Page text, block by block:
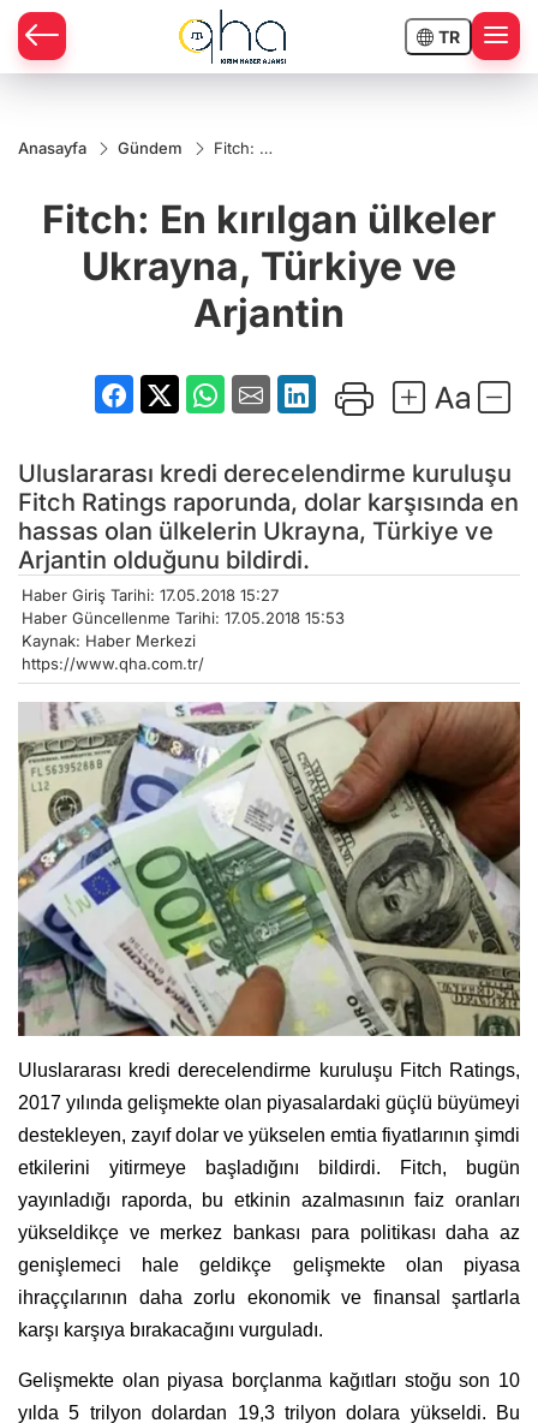
TR
Anasayfa Gündem
Fitch: En
Ukrayna,
Türkiye
Arjantin
Fitch: En kırılgan ülkeler
Ukrayna, Türkiye ve
Arjantin
Uluslararası kredi derecelendirme kuruluşu
Fitch Ratings raporunda, dolar karşısında en
hassas olan ülkelerin Ukrayna, Türkiye ve
Arjantin olduğunu bildirdi.
Haber Giriş Tarihi: 17.05.2018 15:27
Haber Güncellenme Tarihi: 17.05.2018 15:53
Kaynak: Haber Merkezi
https://www.qha.com.tr/
Uluslararası kredi derecelendirme kuruluşu Fitch Ratings,
2017 yılında gelişmekte olan piyasalardaki güçlü büyümeyi
destekleyen, zayıf dolar ve yükselen emtia fiyatlarının şimdi
etkilerini yitirmeye başladığını bildirdi. Fitch, bugün
yayınladığı raporda, bu etkinin azalmasının faiz oranları
yükseldikçe ve merkez bankası para politikası daha az
genişlemeci hale geldikçe gelişmekte olan piyasa
ihraççılarının daha zorlu ekonomik ve finansal şartlarla
karşı karşıya bırakacağını vurguladı.
Gelişmekte olan piyasa borçlanma kağıtları stoğu son 10
yılda 5 trilyon dolardan 19,3 trilyon dolara yükseldi. Bu